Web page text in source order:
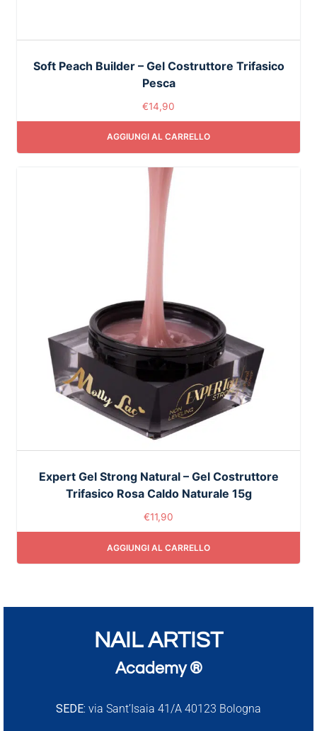
Soft Peach Builder – Gel Costruttore Trifasico
Pesca
€14,90
AGGIUNGI AL CARRELLO
Expert Gel Strong Natural – Gel Costruttore
Trifasico Rosa Caldo Naturale 15g
€11,90
AGGIUNGI AL CARRELLO
NAIL ARTIST
Academy ®
SEDE: via Sant’Isaia 41/A 40123 Bologna